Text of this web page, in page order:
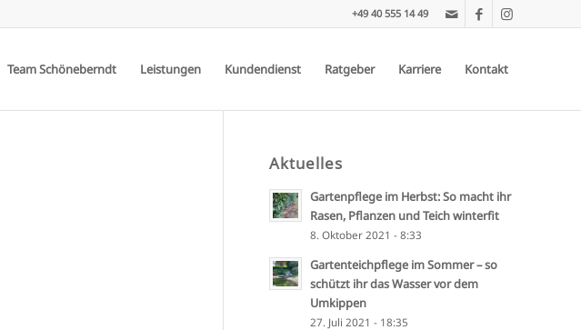
+49 40 555 14 49
Team Schöneberndt Leistungen Kundendienst Ratgeber Karriere Kontakt
Aktuelles
Gartenpflege im Herbst: So macht ihr
Rasen, Pflanzen und Teich winterfit
8. Oktober 2021 - 8:33
Gartenteichpflege im Sommer – so
schützt ihr das Wasser vor dem
Umkippen
27. Juli 2021 - 18:35